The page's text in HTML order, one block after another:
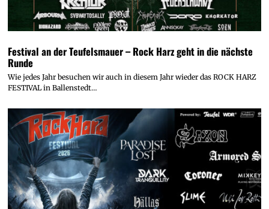
Festival an der Teufelsmauer – Rock Harz geht in die nächste
Runde
Wie jedes Jahr besuchen wir auch in diesem Jahr wieder das ROCK HARZ
FESTIVAL in Ballenstedt…